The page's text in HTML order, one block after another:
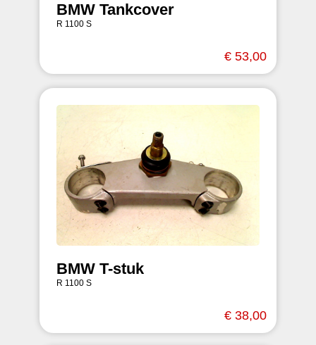
BMW Tankcover
R 1100 S
€ 53,00
BMW T-stuk
R 1100 S
€ 38,00